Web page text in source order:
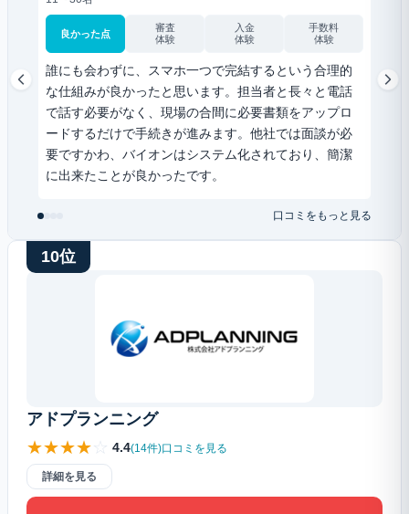
良かった点
審査
体験
入金
体験
手数料
体験
誰にも会わずに、スマホ一つで完結するという合理的
な仕組みが良かったと思います。担当者と長々と電話
で話す必要がなく、現場の合間に必要書類をアップロ
ードするだけで手続きが進みます。他社では面談が必
要ですかわ、バイオンはシステム化されており、簡潔
に出来たことが良かったです。
担
くれ
口コミをもっと見る
10位
アドプランニング
★★★★☆ 4.4(14件)口コミを見る
詳細を見る